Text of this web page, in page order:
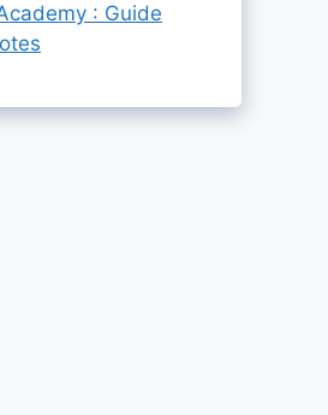
: Guide